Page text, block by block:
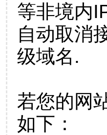
等非境内
自动取消
级域名.
若您的网
如下：